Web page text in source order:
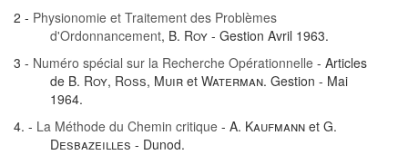
2 - Physionomie et Traitement des Problèmes
d'Ordonnancement, B. Roy - Gestion Avril 1963.
3 - Numéro spécial sur la Recherche Opérationnelle - Articles
de B. Roy, Ross, Muir et Waterman. Gestion - Mai
1964.
4. - La Méthode du Chemin critique - A. Kaufmann et G.
Desbazeilles - Dunod.